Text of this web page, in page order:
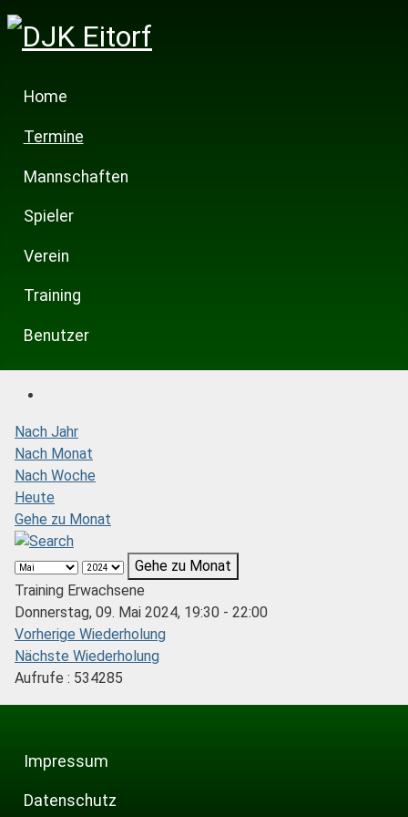
Home
Termine
Mannschaften
Spieler
Verein
Training
Benutzer
Nach Jahr
Nach Monat
Nach Woche
Heute
Gehe zu Monat
Gehe zu Monat
Training Erwachsene
Donnerstag, 09. Mai 2024, 19:30 - 22:00
Vorherige Wiederholung
Nächste Wiederholung
Aufrufe : 534285
Impressum
Datenschutz